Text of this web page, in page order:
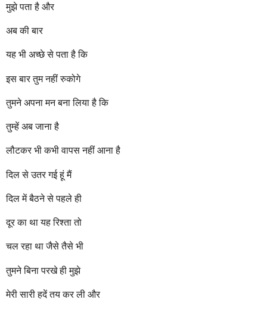
e
a
s
g
o
मुझे पता है और
अब की बार
यह भी अच्छे से पता है कि
इस बार तुम नहीं रुकोगे
तुमने अपना मन बना लिया है कि
तुम्हें अब जाना है
लौटकर भी कभी वापस नहीं आना है
दिल से उतर गई हूं मैं
दिल में बैठने से पहले ही
दूर का था यह रिश्ता तो
चल रहा था जैसे तैसे भी
तुमने बिना परखे ही मुझे
मेरी सारी हदें तय कर ली और